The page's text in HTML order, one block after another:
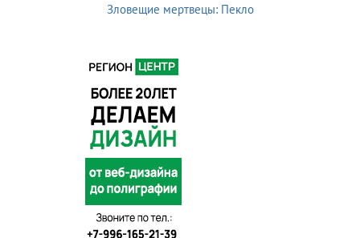
Зловещие мертвецы: Пекло